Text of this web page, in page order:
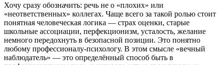
Хочу сразу обозначить: речь не о «плохих» или
«неответственных» коллегах. Чаще всего за такой ролью стоит
понятная человеческая логика — страх оценки, старые
школьные ассоциации, перфекционизм, усталость, желание
немного передохнуть в безопасной позиции. Это понятно
любому профессионалу-психологу. В этом смысле «вечный
наблюдатель» — это определённый способ быть в